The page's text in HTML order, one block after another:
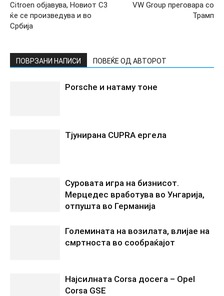
Citroen објавува, Новиот C3
ќе се произведува и во
Србија
VW Group преговара со
Трамп
ПОВРЗАНИ НАПИСИ ПОВЕЌЕ ОД АВТОРОТ
Porsche и натаму тоне
Tјунирана CUPRA ергела
Суровата игра на бизнисот.
Мерцедес вработува во Унгарија,
отпушта во Германија
Големината на возилата, влијае на
смртноста во сообраќајот
Најсилната Corsa досега – Opel
Corsa GSE